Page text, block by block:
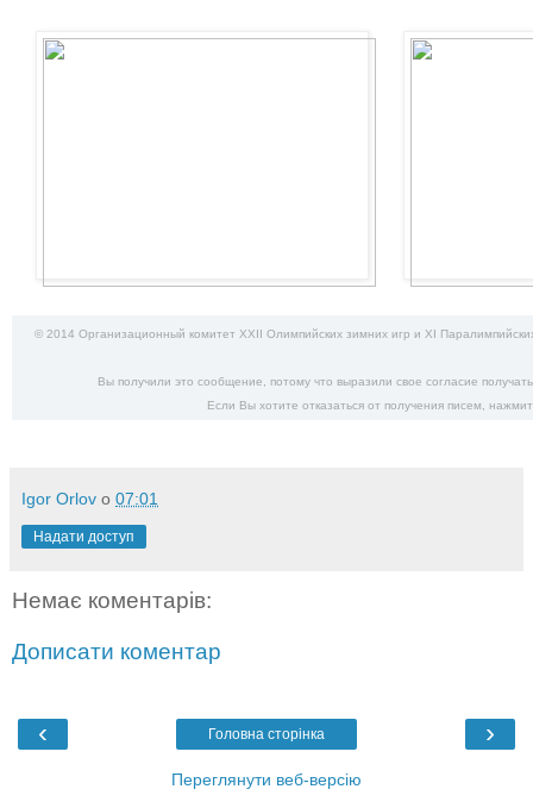
© 2014 Организационный комитет XXII Олимпийских зимних игр и XI
Вы получили это сообщение, потому что выразили свое согласие
Если Вы хотите отказаться от получения писем,
Igor Orlov о 07:01
Надати доступ
Немає коментарів:
Дописати коментар
‹ ›
Головна сторінка
Переглянути веб-версію